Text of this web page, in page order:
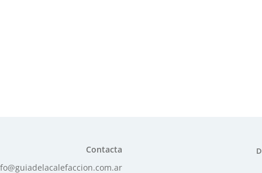
Contacta